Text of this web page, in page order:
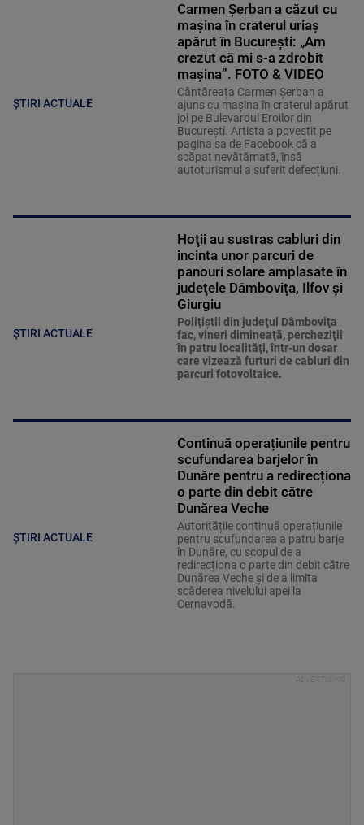
ȘTIRI ACTUALE
Carmen Șerban a căzut cu
mașina în craterul uriaș
apărut în București: „Am
crezut că mi s-a zdrobit
mașina”. FOTO & VIDEO
Cântăreața Carmen Șerban a
ajuns cu mașina în craterul apărut
joi pe Bulevardul Eroilor din
București. Artista a povestit pe
pagina sa de Facebook că a
scăpat nevătămată, însă
autoturismul a suferit defecțiuni.
ȘTIRI ACTUALE
Hoţii au sustras cabluri din
incinta unor parcuri de
panouri solare amplasate în
judeţele Dâmboviţa, Ilfov şi
Giurgiu
Poliţiştii din judeţul Dâmboviţa
fac, vineri dimineaţă, percheziţii
în patru localităţi, într-un dosar
care vizează furturi de cabluri din
parcuri fotovoltaice.
ȘTIRI ACTUALE
Continuă operațiunile pentru
scufundarea barjelor în
Dunăre pentru a redirecționa
o parte din debit către
Dunărea Veche
Autoritățile continuă operațiunile
pentru scufundarea a patru barje
în Dunăre, cu scopul de a
redirecționa o parte din debit către
Dunărea Veche și de a limita
scăderea nivelului apei la
Cernavodă.